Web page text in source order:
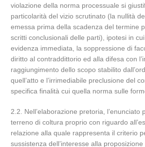
violazione della norma processuale si
particolarità del vizio scrutinato (la nullità
emessa prima della scadenza del termine
scritti conclusionali delle parti), ipotesi in
evidenza immediata, la soppressione di
diritto al contraddittorio ed alla difesa con
raggiungimento dello scopo stabilito
quell’atto e l’irrimediabile preclusione del
specifica finalità cui quella norma sulle
2.2. Nell’elaborazione pretoria, l’enunciato
terreno di coltura proprio con riguardo
relazione alla quale rappresenta il criterio
sussistenza dell’interesse alla